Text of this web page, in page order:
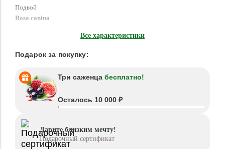
Подвой
Rosa canina
Все характеристики
Подарок за покупку:
Три саженца бесплатно!
Осталось 10 000 ₽
Дарите близким мечту!
Подарочный сертификат